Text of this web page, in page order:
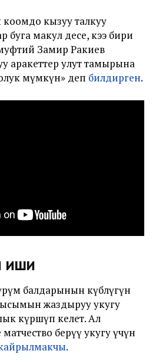
коомдо кызуу талкуу
буга макул десе, кээ бири
Замир Ракиев
аракеттер улут тамырына
мүмкүн» деп билдирген.
иши
балдарынын күбөлүгүнө
ысымын жаздыруу укугу
күрөшүп келет. Ал
матчество берүү укугу үчүн
.